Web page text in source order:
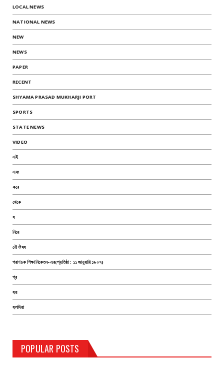
LOCAL NEWS
NATIONAL NEWS
NEW
NEWS
PAPER
RECENT
SHYAMA PRASAD MUKHARJI PORT
SPORTS
STATE NEWS
VIDEO
এই
এবং
করে
থেকে
ধ
নিয়ে
নৌ ঔষধ
পরাণচক শিক্ষানিকেতন-এর(প্রতিষ্ঠা : ১১ জানুয়ারি ১৯০৭)
প্র
হয়
হলদিয়া
POPULAR POSTS
TEST PAGE
Haldia Bandar August 14, 2019